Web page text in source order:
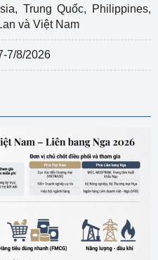
Trung Quốc, Philippines,
và Việt Nam
7/8/2026